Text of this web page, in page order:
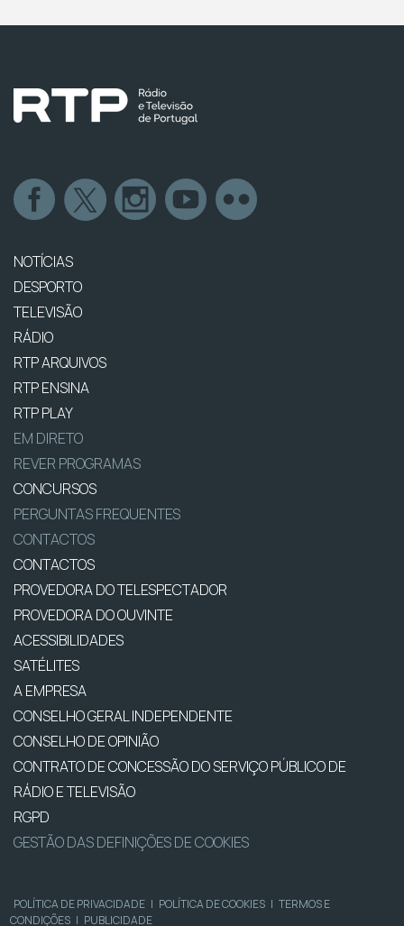
NOTÍCIAS
DESPORTO
TELEVISÃO
RÁDIO
RTP ARQUIVOS
RTP ENSINA
RTP PLAY
EM DIRETO
REVER PROGRAMAS
CONCURSOS
PERGUNTAS FREQUENTES
CONTACTOS
CONTACTOS
PROVEDORA DO TELESPECTADOR
PROVEDORA DO OUVINTE
ACESSIBILIDADES
SATÉLITES
A EMPRESA
CONSELHO GERAL INDEPENDENTE
CONSELHO DE OPINIÃO
CONTRATO DE CONCESSÃO DO SERVIÇO PÚBLICO DE
RÁDIO E TELEVISÃO
RGPD
GESTÃO DAS DEFINIÇÕES DE COOKIES
POLÍTICA DE PRIVACIDADE | POLÍTICA DE COOKIES | TERMOS E
CONDIÇÕES | PUBLICIDADE